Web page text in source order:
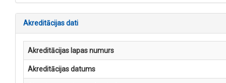
Akreditācijas dati
Akreditācijas lapas numurs
Akreditācijas datums